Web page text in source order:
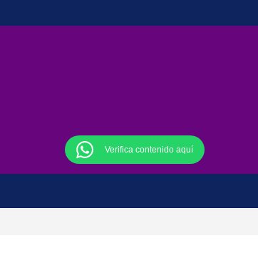
Verifica contenido aquí